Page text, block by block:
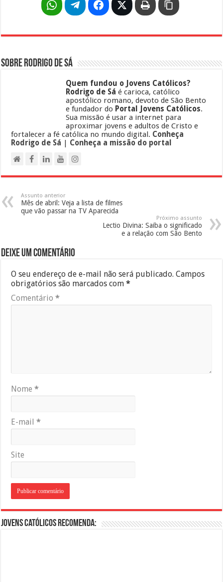
Sobre Rodrigo de Sá
Quem fundou o Jovens Católicos?
Rodrigo de Sá é carioca, católico
apostólico romano, devoto de São Bento
e fundador do Portal Jovens Católicos.
Sua missão é usar a internet para
aproximar jovens e adultos de Cristo e
fortalecer a fé católica no mundo digital. Conheça
Rodrigo de Sá | Conheça a missão do portal
Assunto anterior
Mês de abril: Veja a lista de filmes
que vão passar na TV Aparecida
Próximo assunto
Lectio Divina: Saiba o significado
e a relação com São Bento
Deixe um comentário
O seu endereço de e-mail não será publicado. Campos
obrigatórios são marcados com*
Comentário*
Nome*
E-mail*
Site
Jovens Católicos Recomenda: